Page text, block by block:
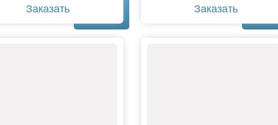
Заказать Заказать